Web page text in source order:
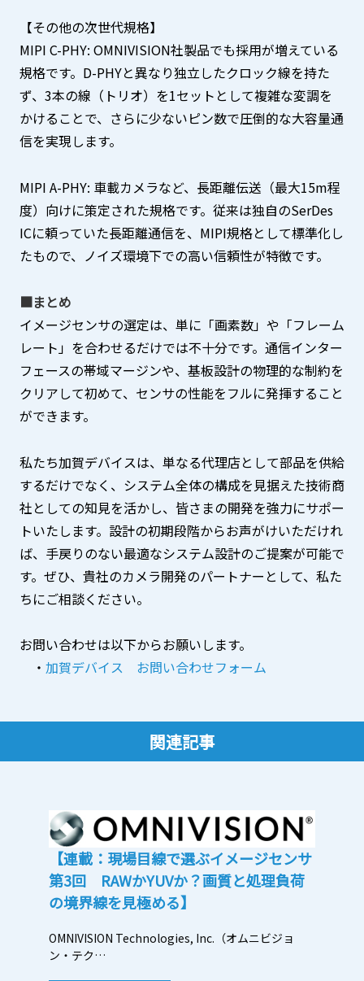
【その他の次世代規格】
MIPI C-PHY: OMNIVISION社製品でも採用が増えている
規格です。D-PHYと異なり独立したクロック線を持た
ず、3本の線（トリオ）を1セットとして複雑な変調を
かけることで、さらに少ないピン数で圧倒的な大容量通
信を実現します。
MIPI A-PHY: 車載カメラなど、長距離伝送（最大15m程
度）向けに策定された規格です。従来は独自のSerDes
ICに頼っていた長距離通信を、MIPI規格として標準化し
たもので、ノイズ環境下での高い信頼性が特徴です。
■まとめ
イメージセンサの選定は、単に「画素数」や「フレーム
レート」を合わせるだけでは不十分です。通信インター
フェースの帯域マージンや、基板設計の物理的な制約を
クリアして初めて、センサの性能をフルに発揮すること
ができます。
私たち加賀デバイスは、単なる代理店として部品を供給
するだけでなく、システム全体の構成を見据えた技術商
社としての知見を活かし、皆さまの開発を強力にサポー
トいたします。設計の初期段階からお声がけいただけれ
ば、手戻りのない最適なシステム設計のご提案が可能で
す。ぜひ、貴社のカメラ開発のパートナーとして、私た
ちにご相談ください。
お問い合わせは以下からお願いします。
・ 加賀デバイス お問い合わせフォーム
関連記事
【連載：現場目線で選ぶイメージセンサ
第3回 RAWかYUVか？画質と処理負荷
の境界線を見極める】
OMNIVISION Technologies, Inc.（オムニビジョ
ン・テク…